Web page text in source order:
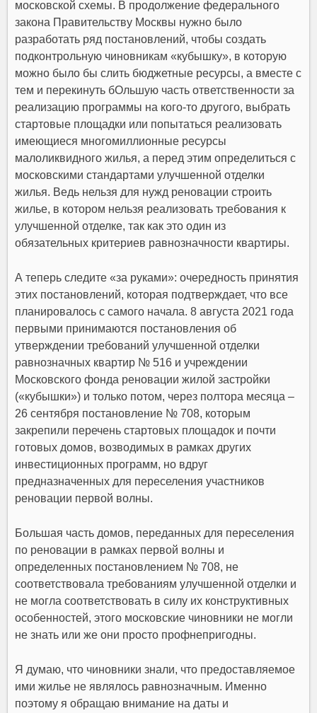
московской схемы. В продолжение федерального
закона Правительству Москвы нужно было
разработать ряд постановлений, чтобы создать
подконтрольную чиновникам «кубышку», в которую
можно было бы слить бюджетные ресурсы, а вместе с
тем и перекинуть бОльшую часть ответственности за
реализацию программы на кого-то другого, выбрать
стартовые площадки или попытаться реализовать
имеющиеся многомиллионные ресурсы
малоликвидного жилья, а перед этим определиться с
московскими стандартами улучшенной отделки
жилья. Ведь нельзя для нужд реновации строить
жилье, в котором нельзя реализовать требования к
улучшенной отделке, так как это один из
обязательных критериев равнозначности квартиры.
А теперь следите «за руками»: очередность принятия
этих постановлений, которая подтверждает, что все
планировалось с самого начала. 8 августа 2021 года
первыми принимаются постановления об
утверждении требований улучшенной отделки
равнозначных квартир № 516 и учреждении
Московского фонда реновации жилой застройки
(«кубышки») и только потом, через полтора месяца –
26 сентября постановление № 708, которым
закрепили перечень стартовых площадок и почти
готовых домов, возводимых в рамках других
инвестиционных программ, но вдруг
предназначенных для переселения участников
реновации первой волны.
Большая часть домов, переданных для переселения
по реновации в рамках первой волны и
определенных постановлением № 708, не
соответствовала требованиям улучшенной отделки и
не могла соответствовать в силу их конструктивных
особенностей, этого московские чиновники не могли
не знать или же они просто профнепригодны.
Я думаю, что чиновники знали, что предоставляемое
ими жилье не являлось равнозначным. Именно
поэтому я обращаю внимание на даты и